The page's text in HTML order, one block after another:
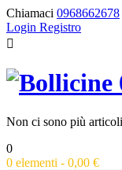
Chiamaci 0968662678
Login Registro

Non ci sono più
0
0 elementi - 0,00 €